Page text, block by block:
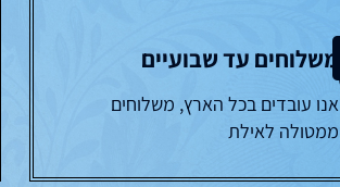
משלוחים עד שבועיים
אנו עובדים בכל הארץ, משלוחים
ממטולה לאילת